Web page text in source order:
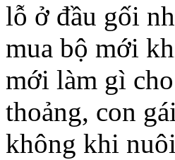
lỗ ở đầu gối
mua bộ mới
mới làm gì
thoảng, con
không khi